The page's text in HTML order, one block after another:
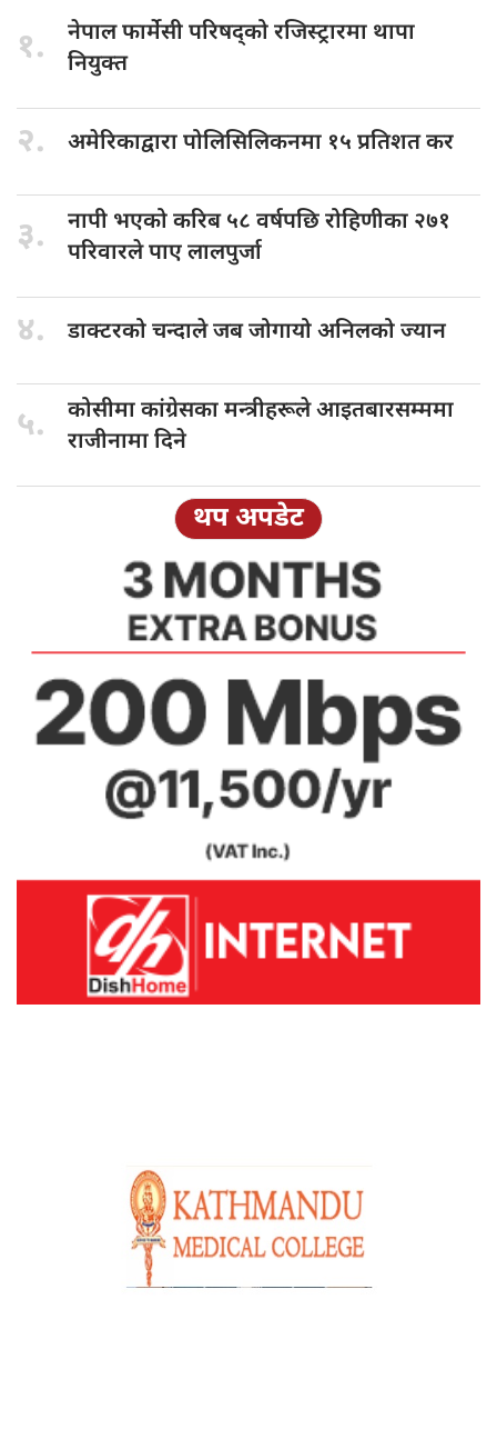
१. नेपाल फार्मेसीपरिषद्को रजिस्ट्रारमा थापा
नियुक्त
२. अमेरिकाद्वारा पोलिसिलिकनमा १५ प्रतिशत कर
३. नापी भएकोकरिब ५८ वर्षपछि रोहिणीका २७१
परिवारले पाए लालपुर्जा
४. डाक्टरको चन्दालेजब जोगायो अनिलको ज्यान
५. कोसीमा कांग्रेसकामन्त्रीहरूले आइतबारसम्ममा
राजीनामा दिने
थप अपडेट